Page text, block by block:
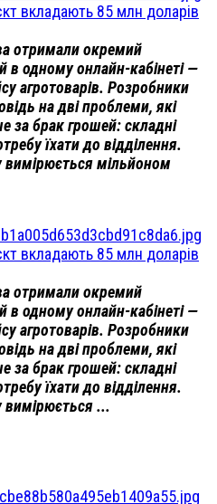
вкладають 85 млн доларів
отримали окремий
в одному онлайн-кабінеті —
агротоварів. Розробники
на дві проблеми, які
за брак грошей: складні
їхати до відділення.
вимірюється мільйоном
вкладають 85 млн доларів
отримали окремий
в одному онлайн-кабінеті —
агротоварів. Розробники
на дві проблеми, які
за брак грошей: складні
їхати до відділення.
вимірюється ...